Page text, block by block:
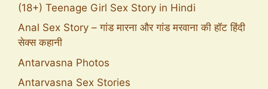
(18+) Teenage Girl Sex Story in Hindi
Anal Sex Story – गांड मारना और गांड मरवाना की हॉट हिंदी
सेक्स कहानी
Antarvasna Photos
Antarvasna Sex Stories